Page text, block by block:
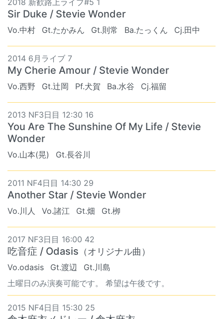
2018 新歓路上ライブ#5 1
Sir Duke / Stevie Wonder
Vo.中村 Gt.たかみん Gt.則常 Ba.たっくん Cj.田中
2014 6月ライブ 7
My Cherie Amour / Stevie Wonder
Vo.西野 Gt.辻岡 Pf.犬賀 Ba.水谷 Cj.福留
2013 NF3日目 12:30 16
You Are The Sunshine Of My Life / Stevie
Wonder
Vo.山本(晃) Gt.長谷川
2011 NF4日目 14:30 29
Another Star / Stevie Wonder
Vo.川人 Vo.諸江 Gt.畑 Gt.栁
2017 NF3日目 16:00 42
吃音症 / Odasis （オリジナル曲）
Vo.odasis Gt.渡辺
Gt.川島
土曜日のみ演奏可能です。 希望は午後です。
2015 NF4日目 15:30 25